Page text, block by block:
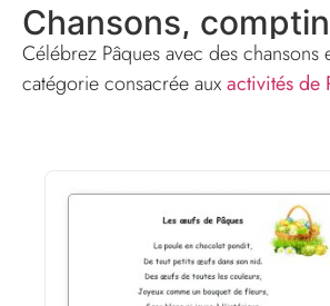
Chansons,
Célébrez Pâques avec des
catégorie consacrée auxactivités de